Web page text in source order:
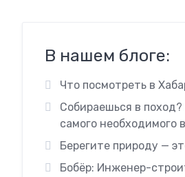
В нашем блоге:
Что посмотреть в
Собираешься в
самого необходимого
Берегите природу —
Бобёр: Инженер-